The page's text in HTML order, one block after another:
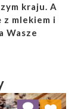
kraju. A
mlekiem i
Wasze
do ulubionych